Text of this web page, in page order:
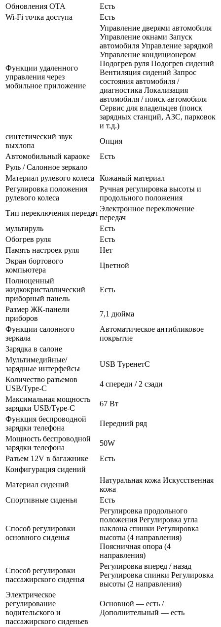
Обновления OTA
Есть
Wi-Fi точка доступа
Есть
Функции удаленного
управления через
мобильное приложение
Управление дверями автомобиля
Управление окнами Запуск
автомобиля Управление зарядкой
Управление кондиционером
Подогрев руля Подогрев сидений
Вентиляция сидений Запрос
состояния автомобиля /
диагностика Локализация
автомобиля / поиск автомобиля
Сервис для владельцев (поиск
зарядных станций, АЗС, парковок
и т.д.)
синтетический звук
выхлопа
Опция
Автомобильный караоке
Есть
Руль / Салонное зеркало
Материал рулевого колеса
Кожаный материал
Регулировка положения
рулевого колеса
Ручная регулировка высоты и
продольного положения
Тип переключения передач
Электронное переключение
передач
мультируль
Есть
Обогрев руля
Есть
Память настроек руля
Нет
Экран бортового
компьютера
Цветной
Полноценный
жидкокристаллический
приборный панель
Есть
Размер ЖК-панели
приборов
7,1 дюйма
Функции салонного
зеркала
Автоматическое антибликовое
покрытие
Зарядка в салоне
Мультимедийные/
зарядные интерфейсы
USB TypeнетC
Количество разъемов
USB/Type-C
4 спереди / 2 сзади
Максимальная мощность
зарядки USB/Type-C
67 Вт
Функция беспроводной
зарядки телефона
Передний ряд
Мощность беспроводной
зарядки телефона
50W
Разъем 12V в багажнике
Есть
Конфигурация сидений
Материал сидений
Натуральная кожа Искусственная
кожа
Спортивные сиденья
Есть
Способ регулировки
основного сиденья
Регулировка продольного
положения Регулировка угла
наклона спинки Регулировка
высоты (4 направления)
Поясничная опора (4
направления)
Способ регулировки
пассажирского сиденья
Регулировка вперед / назад
Регулировка спинки Регулировка
высоты (2 направления)
Электрическое
регулирование
водительского и
пассажирского сиденьев
Основной — есть /
Дополнительный — есть